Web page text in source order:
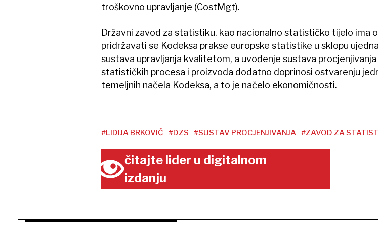
troškovno upravljanje (CostMgt).
Državni zavod za statistiku, kao nacionalno statističko tijelo ima
pridržavati se Kodeksa prakse europske statistike u sklopu
sustava upravljanja kvalitetom, a uvođenje sustava
statističkih procesa i proizvoda dodatno doprinosi ostvarenju
temeljnih načela Kodeksa, a to je načelo ekonomičnosti.
#LIDIJA BRKOVIĆ #DZS #SUSTAV PROCJENJIVANJA #ZAVOD ZA
čitajte lider u digitalnom
izdanju